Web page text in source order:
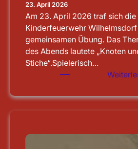
23. April 2026
Am 23. April 2026 traf sich die
Kinderfeuerwehr
gemeinsamen Übung. Das
des Abends lautete „Knoten
Stiche“.Spielerisch…